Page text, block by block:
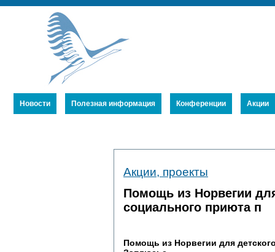
Новости Полезная информация Конференции Акции
Акции, проекты
Помощь из Норвегии
социального приюта п
Помощь из Норвегии для